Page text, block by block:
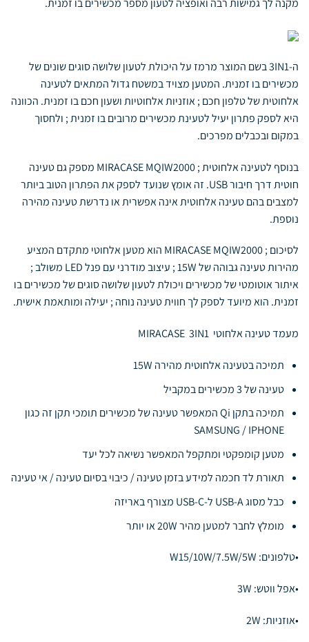
מקנה לך גמישות רבה ואופציה לטעון מספר מכשירים בו זמנית.
ה-3IN1 בשם המוצר מרמז על היכולת לטעון שלושה סוגים שונים של
מכשירים בו זמנית. המטען מצויד במשטח גדול המתאים לטעינה
אלחוטית של טלפון חכם ; אוזניות אלחוטיות ושעון חכם בו זמנית. הכוונה
היא לספק פתרון יעיל לטעינת מכשירים מרובים בו זמנית ; ולחסוך
במקום ובכבלים מפרכים.
בנוסף לטעינה אלחוטית ; MIRACASE MQIW2000 מספק גם טעינה
חוטית דרך חיבור USB. זה אומץ שנועד לספק את הפתרון הטוב ביותר
למצבים בהם טעינה אלחוטית אינה אפשרית או נדרשת טעינה מהירה
נוספת.
לסיכום ; MIRACASE MQIW2000 הוא מטען אלחוטי מתקדם המציע
מהירות טעינה גבוהה של 15W ; עיצוב מודרני עם פנל LED משולב ;
איתור אוטומטי של מכשירים ויכולת לטעון שלושה סוגים של מכשירים בו
זמנית. הוא מיועד לספק לך חווית טעינה נוחה ; יעילה ומותאמת אישית.
מעמד טעינה אלחוטי MIRACASE 3IN1
תמיכה בטעינה אלחוטית מהירה 15W
טעינה של 3 מכשירים במקביל
תמיכה בתקן Qi המאפשר טעינה של מכשירים תומכי תקן זה כגון
SAMSUNG / IPHONE
מטען קומפקטי ומתקפל המאפשר נשיאה לכל יעד
תאורת לד חכמה למידע בזמן טעינה / כיבוי בסיום טעינה / אי טעינה
כבל מסוג USB-A ל-USB-C מצורף באריזה
מומלץ לחבר למטען מהיר 20W או יותר
•טלפונים: W15/10W/7.5W/5W
•אפל ווטש: 3W
•אוזניות: 2W